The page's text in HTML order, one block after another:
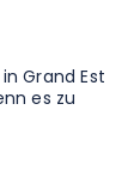
Grand Est
es zu